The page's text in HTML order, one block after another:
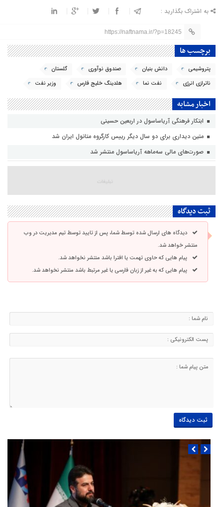
به اشتراک بگذارید :
https://naftnama.ir/?p=18245
برچسب ها
پتروشیمی دانش بنیان صندوق نوآوری
گلستان
ناترازی انرژی
نفت نما هلدینگ خلیج فارس وزیر نفت
اخبار مشابه
ابتکار فرهنگی آریاساسول در اربعین حسینی
متین دیداری برای دو سال دیگر رییس کارگروه متانول ایران شد
صورت‌های مالی سه‌ماهه آریاساسول منتشر شد
ثبت دیدگاه
دیدگاه های ارسال شده توسط شما، پس از تایید توسط تیم مدیریت در وب
منتشر خواهد شد.
پیام هایی که حاوی تهمت یا افترا باشد منتشر نخواهد شد.
پیام هایی که به غیر از زبان فارسی یا غیر مرتبط باشد منتشر نخواهد شد.